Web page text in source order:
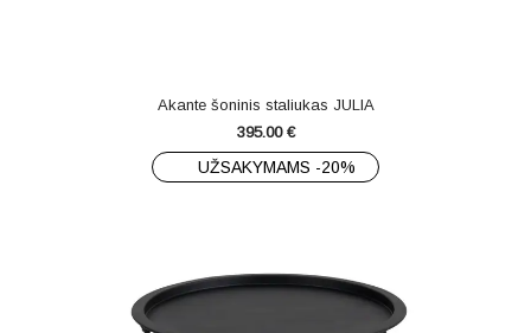
Akante šoninis staliukas JULIA
395.00 €
UŽSAKYMAMS -20%